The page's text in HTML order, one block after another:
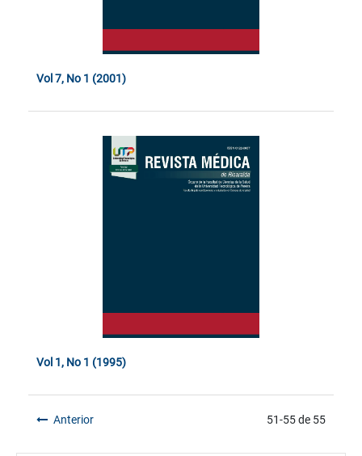
Vol 7, No 1 (2001)
Vol 1, No 1 (1995)
Anterior 51-55 de 55